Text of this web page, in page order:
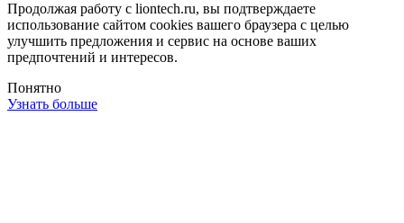
Продолжая работу с liontech.ru, вы подтверждаете
использование сайтом cookies вашего браузера с целью
улучшить предложения и сервис на основе ваших
предпочтений и интересов.
Понятно
Узнать больше